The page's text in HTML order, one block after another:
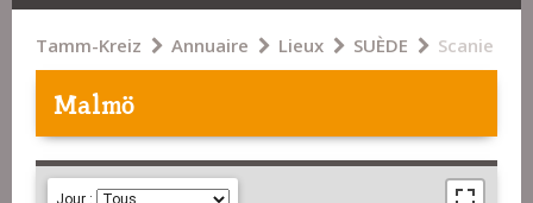
Tamm-Kreiz Annuaire Lieux SUÈDE Scanie
Malmö